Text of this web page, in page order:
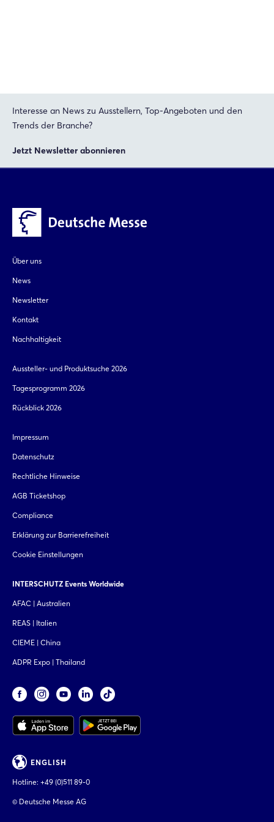
Interesse an News zu Ausstellern, Top-Angeboten und den
Trends der Branche?
Jetzt Newsletter abonnieren
Über uns
News
Newsletter
Kontakt
Nachhaltigkeit
Aussteller- und Produktsuche 2026
Tagesprogramm 2026
Rückblick 2026
Impressum
Datenschutz
Rechtliche Hinweise
AGB Ticketshop
Compliance
Erklärung zur Barrierefreiheit
Cookie Einstellungen
INTERSCHUTZ Events Worldwide
AFAC | Australien
REAS | Italien
CIEME | China
ADPR Expo | Thailand
ENGLISH
Hotline: +49 (0)511 89-0
© Deutsche Messe AG